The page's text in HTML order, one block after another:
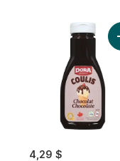
4,29 $